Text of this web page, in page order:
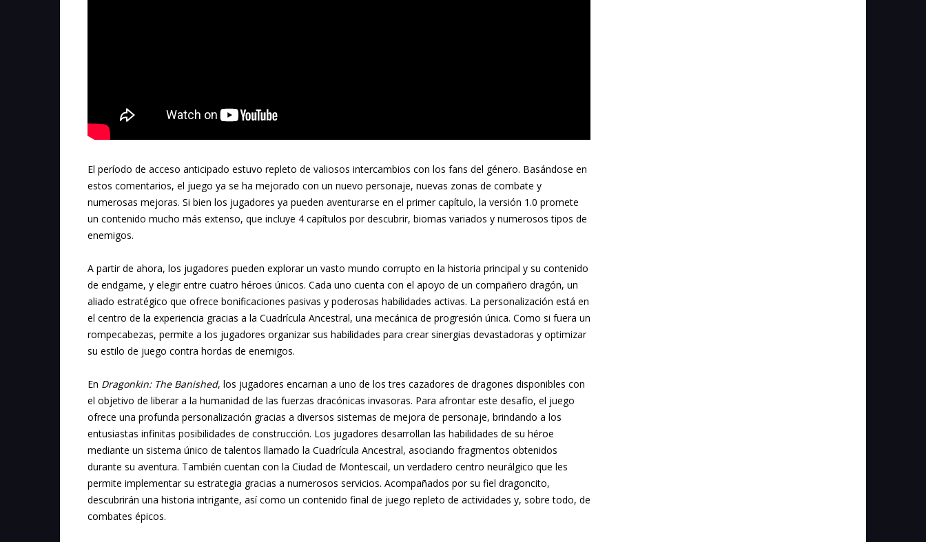
El período de acceso anticipado estuvo repleto de valiosos intercambios con los fans del género. Basándose en
estos comentarios, el juego ya se ha mejorado con un nuevo personaje, nuevas zonas de combate y
numerosas mejoras. Si bien los jugadores ya pueden aventurarse en el primer capítulo, la versión 1.0 promete
un contenido mucho más extenso, que incluye 4 capítulos por descubrir, biomas variados y numerosos tipos de
enemigos.
A partir de ahora, los jugadores pueden explorar un vasto mundo corrupto en la historia principal y su contenido
de endgame, y elegir entre cuatro héroes únicos. Cada uno cuenta con el apoyo de un compañero dragón, un
aliado estratégico que ofrece bonificaciones pasivas y poderosas habilidades activas. La personalización está en
el centro de la experiencia gracias a la Cuadrícula Ancestral, una mecánica de progresión única. Como si fuera un
rompecabezas, permite a los jugadores organizar sus habilidades para crear sinergias devastadoras y optimizar
su estilo de juego contra hordas de enemigos.
En Dragonkin: The Banished, los jugadores encarnan a uno de los tres cazadores de dragones disponibles con
el objetivo de liberar a la humanidad de las fuerzas dracónicas invasoras. Para afrontar este desafío, el juego
ofrece una profunda personalización gracias a diversos sistemas de mejora de personaje, brindando a los
entusiastas infinitas posibilidades de construcción. Los jugadores desarrollan las habilidades de su héroe
mediante un sistema único de talentos llamado la Cuadrícula Ancestral, asociando fragmentos obtenidos
durante su aventura. También cuentan con la Ciudad de Montescail, un verdadero centro neurálgico que les
permite implementar su estrategia gracias a numerosos servicios. Acompañados por su fiel dragoncito,
descubrirán una historia intrigante, así como un contenido final de juego repleto de actividades y, sobre todo, de
combates épicos.